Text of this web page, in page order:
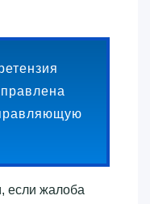
если жалоба